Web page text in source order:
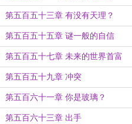
第五百五十三章 有没有天理？
第五百五十五章 谜一般的自信
第五百五十七章 未来的世界首富
第五百五十九章 冲突
第五百六十一章 你是玻璃？
第五百六十三章 出手